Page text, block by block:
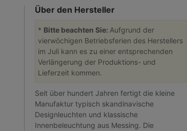
Über den Hersteller
* Bitte beachten Sie: Aufgrund der
vierwöchigen Betriebsferien des Herstellers
im Juli kann es zu einer entsprechenden
Verlängerung der Produktions- und
Lieferzeit kommen.
Seit über hundert Jahren fertigt die kleine
Manufaktur typisch skandinavische
Designleuchten und klassische
Innenbeleuchtung aus Messing. Die